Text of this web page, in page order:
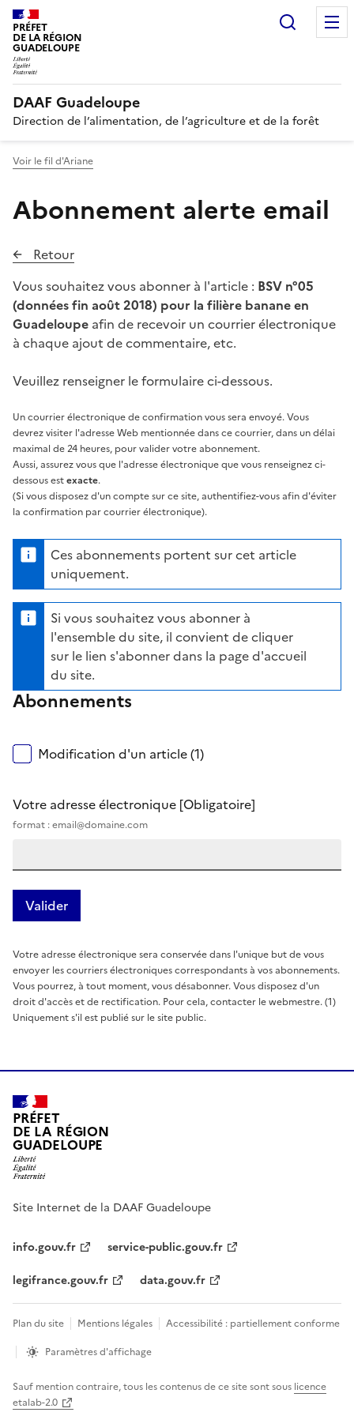
PRÉFET
DE LA RÉGION
GUADELOUPE
DAAF Guadeloupe
Direction de l’alimentation, de l’agriculture et de la forêt
Voir le fil d'Ariane
Abonnement alerte email
Retour
Vous souhaitez vous abonner à l'article : BSV n°05
(données fin août 2018) pour la filière banane en
Guadeloupe afin de recevoir un courrier électronique
à chaque ajout de commentaire, etc.
Veuillez renseigner le formulaire ci-dessous.
Un courrier électronique de confirmation vous sera envoyé. Vous
devrez visiter l'adresse Web mentionnée dans ce courrier, dans un délai
maximal de 24 heures, pour valider votre abonnement.
Aussi, assurez vous que l'adresse électronique que vous renseignez ci-
dessous estexacte.
(Si vous disposez d'un compte sur ce site, authentifiez-vous afin d'éviter
la confirmation par courrier électronique).
Ces abonnements portent sur cet article
uniquement.
Si vous souhaitez vous abonner à
l'ensemble du site, il convient de cliquer
sur le lien s'abonner dans la page d'accueil
du site.
Abonnements
Modification d'un article (1)
Votre adresse électronique [Obligatoire]
format : email@domaine.com
Votre adresse électronique sera conservée dans l'unique but de vous
envoyer les courriers électroniques correspondants à vos abonnements.
Vous pourrez, à tout moment, vous désabonner. Vous disposez d'un
droit d'accès et de rectification. Pour cela, contacter le webmestre. (1)
Uniquement s'il est publié sur le site public.
PRÉFET
DE LA RÉGION
GUADELOUPE
Site Internet de la DAAF Guadeloupe
info.gouv.fr
service-public.gouv.fr
legifrance.gouv.fr
data.gouv.fr
Plan du site Mentions légales
Accessibilité : partiellement conforme
Paramètres d'affichage
Sauf mention contraire, tous les contenus de ce site sont sous licence
etalab-2.0